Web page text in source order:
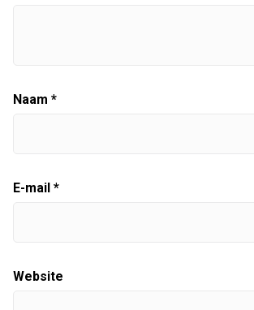
Naam *
E-mail *
Website